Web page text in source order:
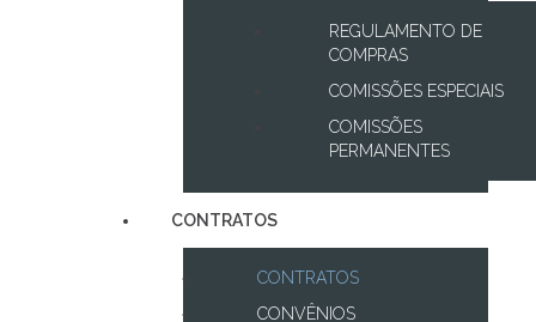
REGULAMENTO DE
COMPRAS
COMISSÕES ESPECIAIS
COMISSÕES
PERMANENTES
CONTRATOS
CONTRATOS
CONVÊNIOS